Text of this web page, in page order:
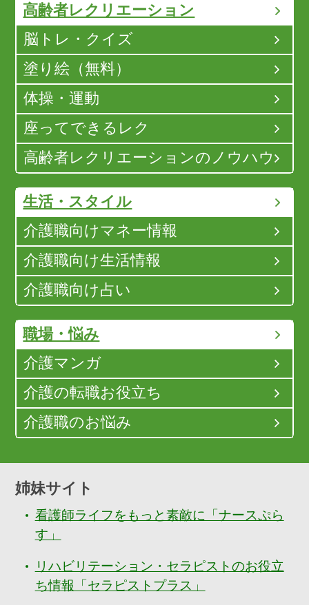
高齢者レクリエーション
脳トレ・クイズ
塗り絵（無料）
体操・運動
座ってできるレク
高齢者レクリエーションのノウハウ
生活・スタイル
介護職向けマネー情報
介護職向け生活情報
介護職向け占い
職場・悩み
介護マンガ
介護の転職お役立ち
介護職のお悩み
姉妹サイト
看護師ライフをもっと素敵に「ナースぷら
す」
リハビリテーション・セラピストのお役立
ち情報「セラピストプラス」